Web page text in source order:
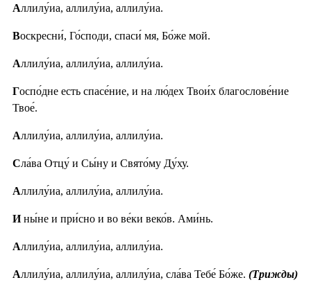
Аллилу́иа, аллилу́иа, аллилу́иа.
Воскресни́, Го́споди, спаси́ мя, Бо́же мой.
Аллилу́иа, аллилу́иа, аллилу́иа.
Госпо́дне есть спасе́ние, и на лю́дех Твои́х благослове́ние
Твое́.
Аллилу́иа, аллилу́иа, аллилу́иа.
Сла́ва Отцу́ и Сы́ну и Свято́му Ду́ху.
Аллилу́иа, аллилу́иа, аллилу́иа.
Ины́не и при́сно и во ве́ки веко́в. Ами́нь.
Аллилу́иа, аллилу́иа, аллилу́иа.
Аллилу́иа, аллилу́иа, аллилу́иа, сла́ва Тебе́ Бо́же. (Трижды)